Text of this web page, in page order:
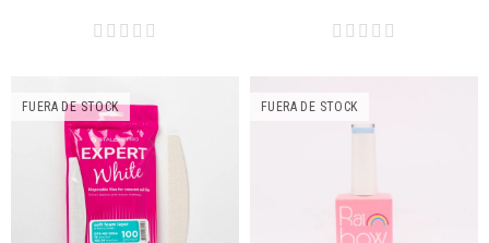
FUERA DE STOCK FUERA DE STOCK